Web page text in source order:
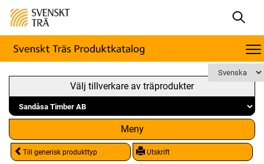
Välj tillverkare av träprodukter
Meny
Till generisk produkttyp Utskrift